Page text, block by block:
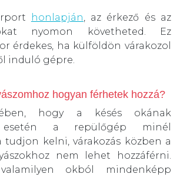
honlapján, az érkező és az
nyomon követheted. Ez
érdekes, ha külföldön várakozol
induló gépre.
hogyan férhetek hozzá?
hogy a késés okának
esetén a repülőgép minél
tudjon kelni, várakozás közben a
nem lehet hozzáférni.
okból mindenképp